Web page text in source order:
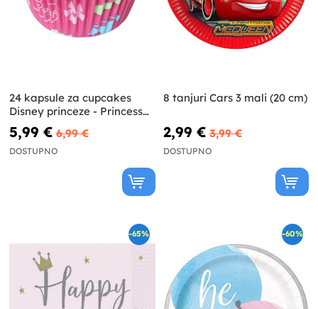
24 kapsule za cupcakes
Disney princeze - Princess
Dreaming
5,99 € 6,99 €
DOSTUPNO
8 tanjuri Cars 3 mali (20 cm)
2,99 € 3,99 €
DOSTUPNO
-65% -60%